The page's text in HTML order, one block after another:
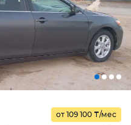
от 109 100 ₸/мес